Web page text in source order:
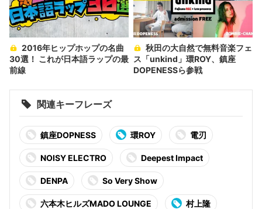
30選！ これが日本語ラップの最
前線
ス「unkind」環ROY、鎮座
DOPENESSら参戦
関連キーフレーズ
鎮座DOPNESS 環ROY 電刃
NOISY ELECTRO Deepest Impact
DENPA So Very Show
六本木ヒルズMADO LOUNGE 村上隆